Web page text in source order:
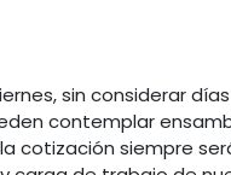
sin considerar
contemplar
cotización siempre